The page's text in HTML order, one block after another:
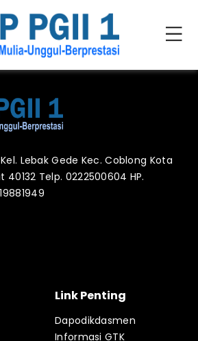
Lebak Gede Kec. Coblong Kota
40132 Telp. 0222500604 HP.
Link Penting
Dapodikdasmen
Informasi GTK